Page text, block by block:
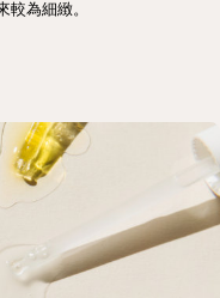
為細緻。